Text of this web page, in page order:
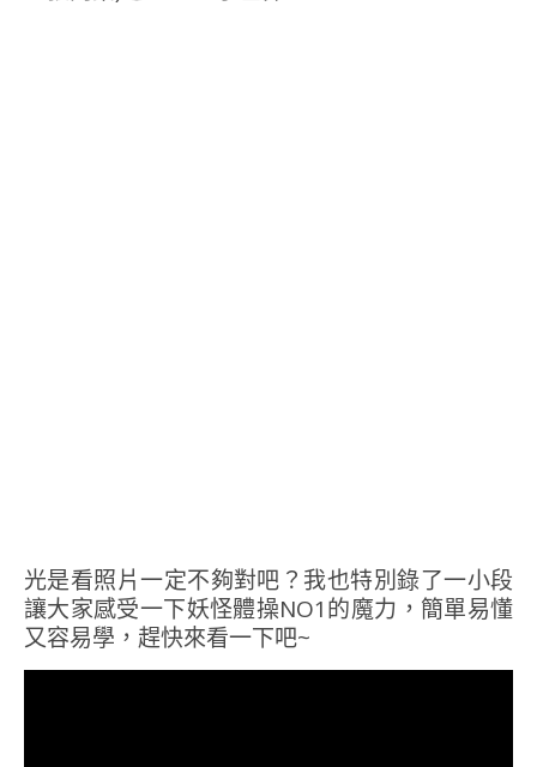
光是看照片一定不夠對吧？我也特別錄了一小段
讓大家感受一下妖怪體操NO1的魔力，簡單易懂
又容易學，趕快來看一下吧~